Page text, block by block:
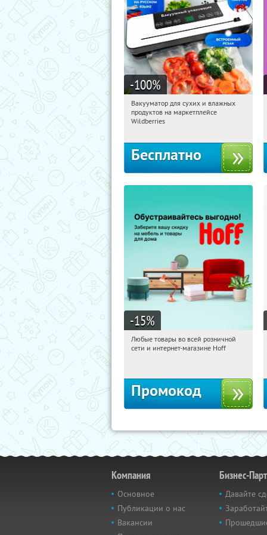
-100%
07:48:43 Получили:191
Россия
Вакууматор для сухих и влажных
продуктов на маркетплейсе
Wildberries
Бесплатно
-15%
07:48:43 Получили:
Любые товары во всей розничной
сети и интернет-магазине Hoff
Промокод
Компания
Основное
Публикации о нас
Вакансии
Бизнес-
Давайте